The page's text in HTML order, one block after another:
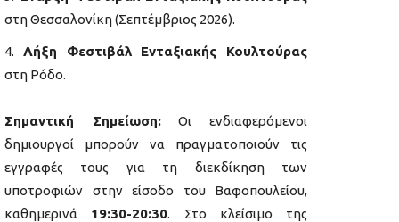
στη Θεσσαλονίκη (Σεπτέμβριος 2026).
Λήξη Φεστιβάλ Ενταξιακής Κουλτούρας
στη Ρόδο.
Σημαντική Σημείωση:Οι ενδιαφερόμενοι
δημιουργοί μπορούν να πραγματοποιούν τις
εγγραφές τους για τη διεκδίκηση των
υποτροφιών στην είσοδο του Βαφοπουλείου,
καθημερινά 19:30-20:30. Στο κλείσιμο της